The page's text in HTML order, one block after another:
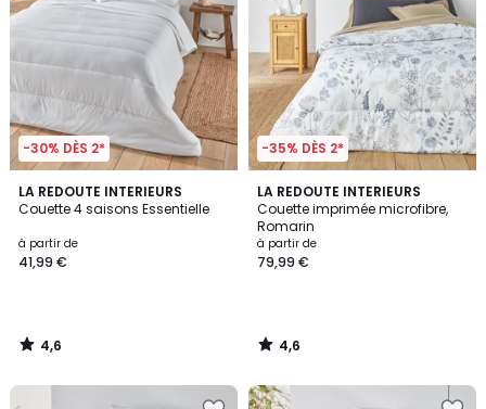
-30% DÈS 2*
LA REDOUTE INTERIEURS
Couette 4 saisons Essentielle
à partir de
41,99 €
4,6
/ 5
4,6
/
-35% DÈS 2*
LA REDOUTE INTERIEURS
Couette imprimée microfibre,
Romarin
à partir de
79,99 €
4,6
/ 5
4,6
/